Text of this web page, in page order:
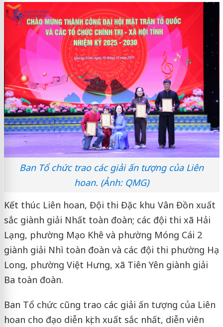
Ban Tổ chức trao các giải ấn tượng của Liên
hoan. (Ảnh: QMG)
Kết thúc Liên hoan, Đội thi Đặc khu Vân Đồn xuất
sắc giành giải Nhất toàn đoàn; các đội thi xã Hải
Lạng, phường Mạo Khê và phường Móng Cái 2
giành giải Nhì toàn đoàn và các đội thi phường Hạ
Long, phường Việt Hưng, xã Tiên Yên giành giải
Ba toàn đoàn.
Ban Tổ chức cũng trao các giải ấn tượng của Liên
hoan cho đạo diễn kịch xuất sắc nhất, diễn viên